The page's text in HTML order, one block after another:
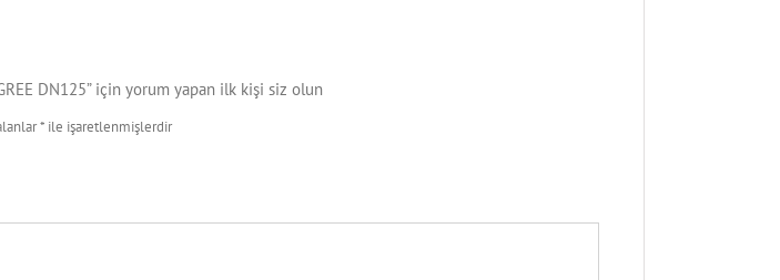
DN125” için yorum yapan ilk kişi siz olun
* ile işaretlenmişlerdir